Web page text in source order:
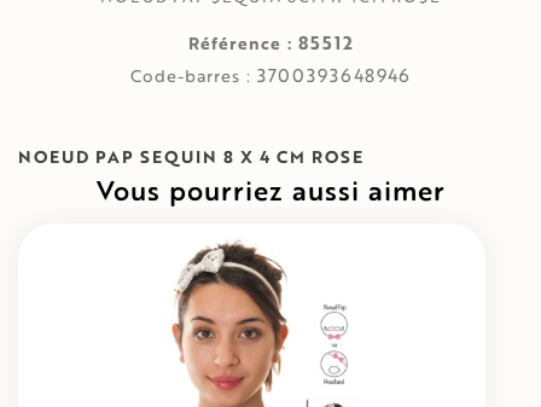
Référence : 85512
Code-barres : 3700393648946
NOEUD PAP SEQUIN 8 X 4 CM ROSE
Vous pourriez aussi aimer